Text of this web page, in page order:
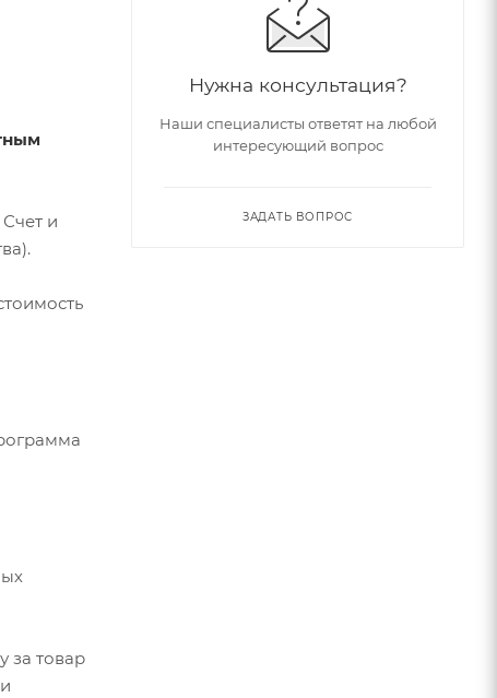
и
за товар
Нужна консультация?
Наши специалисты ответят на любой
интересующий вопрос
ЗАДАТЬ ВОПРОС